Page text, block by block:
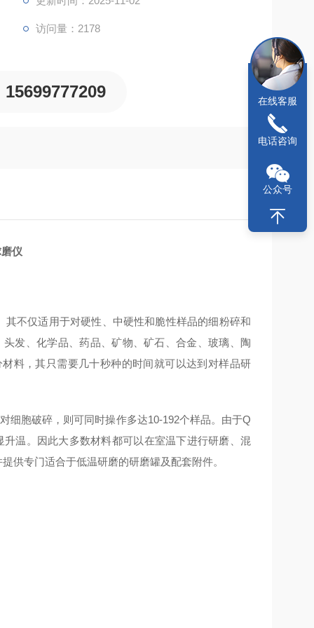
访问量：2178
15699777209
仪
不仅适用于对硬性、中硬性和脆性样品的细粉碎和
发、化学品、药品、矿物、矿石、合金、玻璃、陶
料，其只需要几十秒种的时间就可以达到对样品研
细胞破碎，则可同时操作多达10-192个样品。由于Q
温。因此大多数材料都可以在室温下进行研磨、混
供专门适合于低温研磨的研磨罐及配套附件。
在线客服
电话咨询
公众号